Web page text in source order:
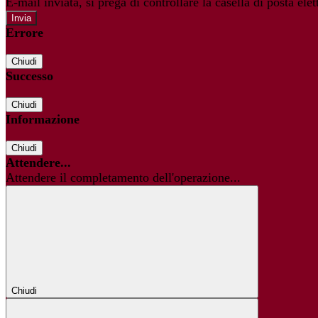
Errore
Chiudi
Successo
Chiudi
Informazione
Chiudi
Attendere...
Attendere il completamento dell'operazione...
Chiudi